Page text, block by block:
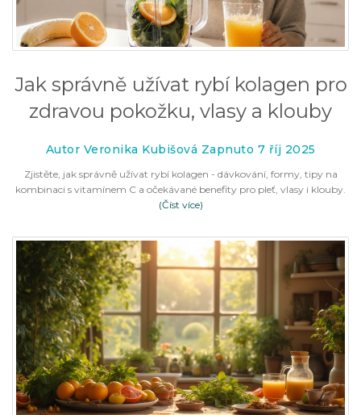
Jak správně užívat rybí kolagen pro
zdravou pokožku, vlasy a klouby
Autor Veronika Kubišová Zapnuto 7 říj 2025
Zjistěte, jak správně užívat rybí kolagen - dávkování, formy, tipy na
kombinaci s vitamínem C a očekávané benefity pro pleť, vlasy i klouby.
(Číst více)